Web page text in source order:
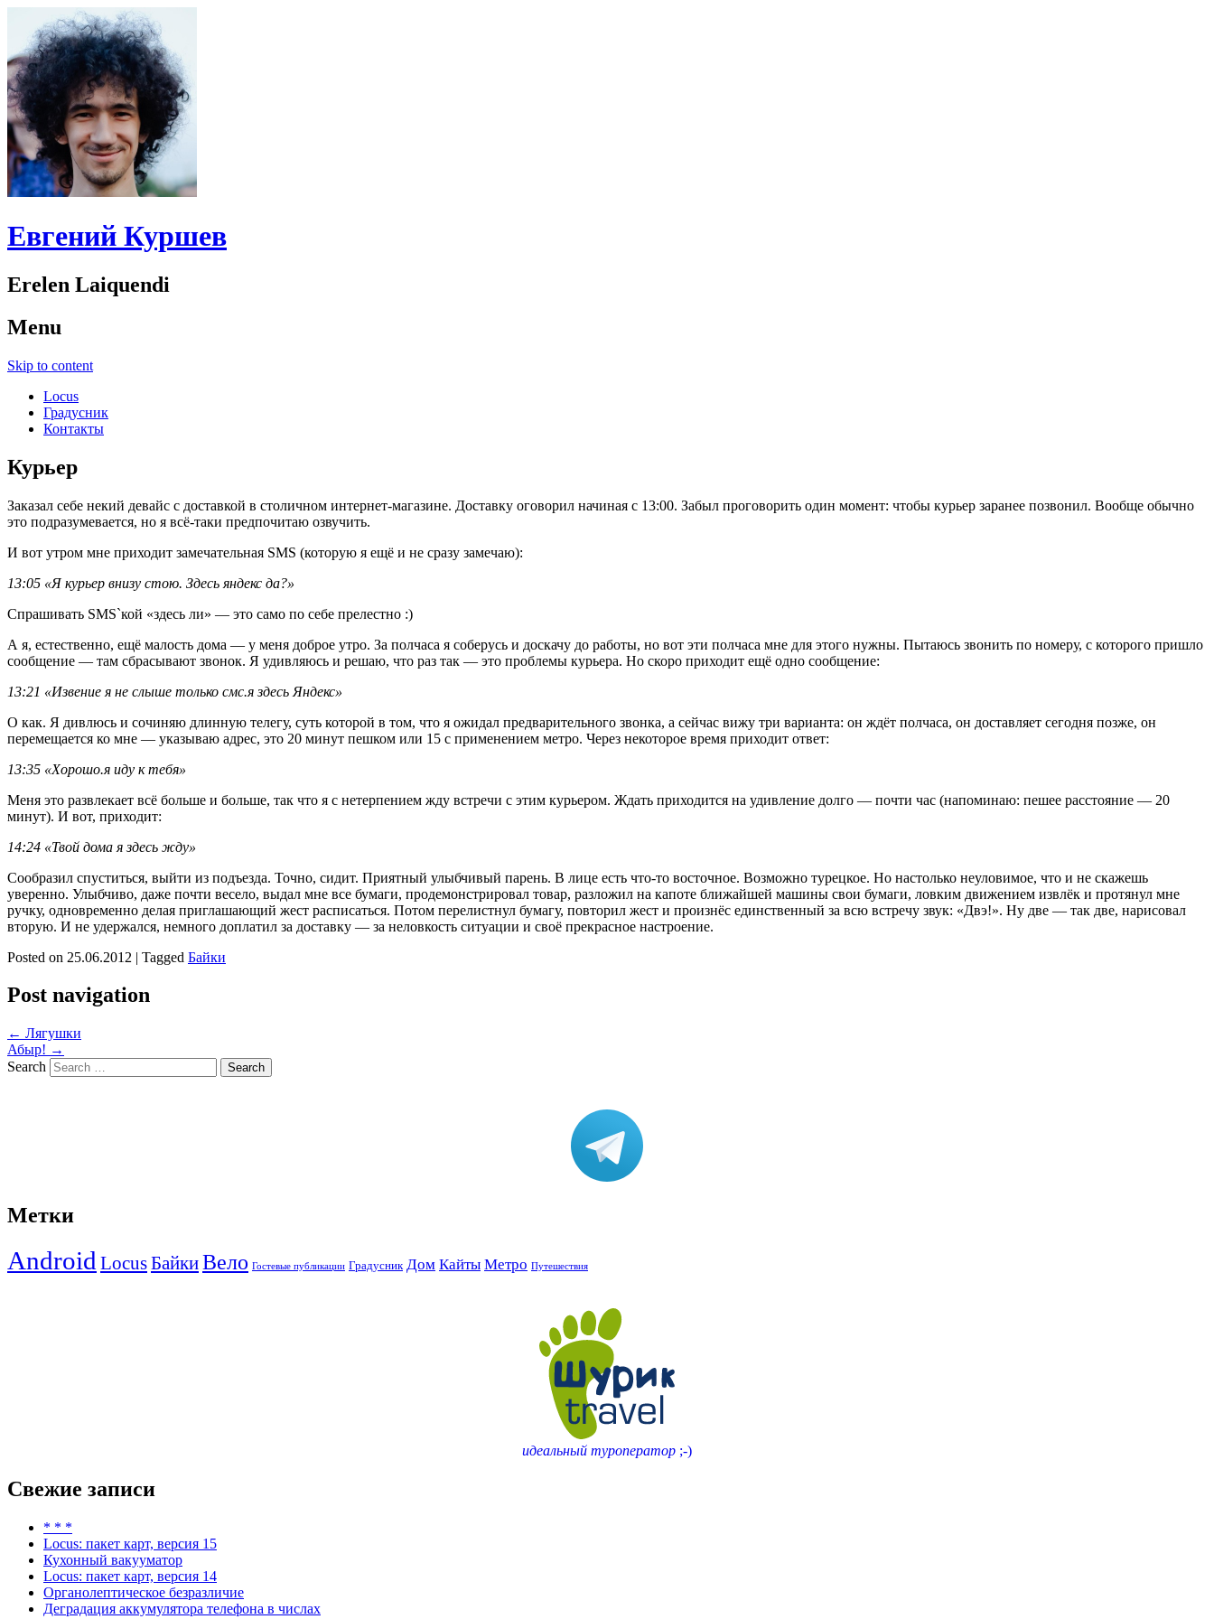
Евгений Куршев
Erelen Laiquendi
Menu
Skip to content
Locus
Градусник
Контакты
Курьер
Заказал себе некий девайс с доставкой в столичном интернет-магазине. Доставку оговорил начиная с 13:00. Забыл проговорить один момент: чтобы курьер заранее позвонил. Вообще обычно
это подразумевается, но я всё-таки предпочитаю озвучить.
И вот утром мне приходит замечательная SMS (которую я ещё и не сразу замечаю):
13:05 «Я курьер внизу стою. Здесь яндекс да?»
Спрашивать SMS`кой «здесь ли» — это само по себе прелестно :)
А я, естественно, ещё малость дома — у меня доброе утро. За полчаса я соберусь и доскачу до работы, но вот эти полчаса мне для этого нужны. Пытаюсь звонить по номеру, с которого пришло
сообщение — там сбрасывают звонок. Я удивляюсь и решаю, что раз так — это проблемы курьера. Но скоро приходит ещё одно сообщение:
13:21 «Извение я не слыше только смс.я здесь Яндекс»
О как. Я дивлюсь и сочиняю длинную телегу, суть которой в том, что я ожидал предварительного звонка, а сейчас вижу три варианта: он ждёт полчаса, он доставляет сегодня позже, он
перемещается ко мне — указываю адрес, это 20 минут пешком или 15 с применением метро. Через некоторое время приходит ответ:
13:35 «Хорошо.я иду к тебя»
Меня это развлекает всё больше и больше, так что я с нетерпением жду встречи с этим курьером. Ждать приходится на удивление долго — почти час (напоминаю: пешее расстояние — 20
минут). И вот, приходит:
14:24 «Твой дома я здесь жду»
Сообразил спуститься, выйти из подъезда. Точно, сидит. Приятный улыбчивый парень. В лице есть что-то восточное. Возможно турецкое. Но настолько неуловимое, что и не скажешь
уверенно. Улыбчиво, даже почти весело, выдал мне все бумаги, продемонстрировал товар, разложил на капоте ближайшей машины свои бумаги, ловким движением извлёк и протянул мне
ручку, одновременно делая приглашающий жест расписаться. Потом перелистнул бумагу, повторил жест и произнёс единственный за всю встречу звук: «Двэ!». Ну две — так две, нарисовал
вторую. И не удержался, немного доплатил за доставку — за неловкость ситуации и своё прекрасное настроение.
Posted on 25.06.2012 | Tagged Байки
Post navigation
← Лягушки
Абыр! →
Search
Метки
Android LocusБайкиВело Гостевые публикации Градусник Дом Кайты Метро Путешествия
идеальный туроператор ;-)
Свежие записи
* * *
Locus: пакет карт, версия 15
Кухонный вакууматор
Locus: пакет карт, версия 14
Органолептическое безразличие
Деградация аккумулятора телефона в числах